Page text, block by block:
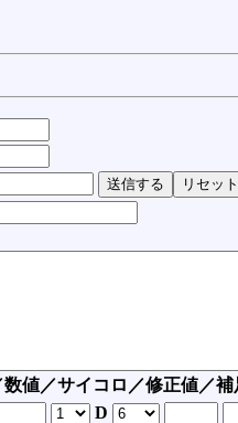
値／サイコロ／修正値／補
D